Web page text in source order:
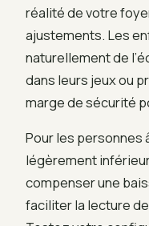
réalité de votre
ajustements. Les
naturellement de
dans leurs jeux ou
marge de sécurité
Pour les personnes
légèrement
compenser une
faciliter la lecture